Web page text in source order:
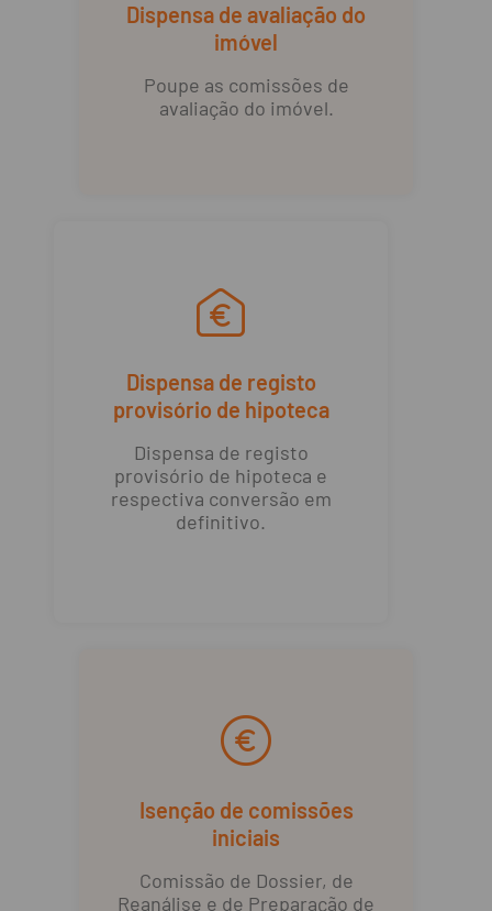
Dispensa de avaliação do
imóvel
Poupe as comissões de
avaliação do imóvel.
Dispensa de registo
provisório de hipoteca
Dispensa de registo
provisório de hipoteca e
respectiva conversão em
definitivo.
Isenção de comissões
iniciais
Comissão de Dossier, de
Reanálise e de Preparação de